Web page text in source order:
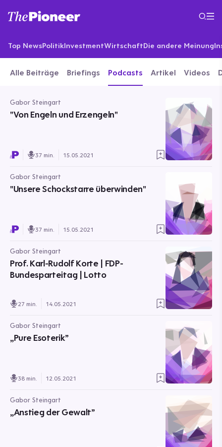
Top NewsPolitikInvestmentWirtschaftDie andere Meinung
Alle Beiträge Briefings Podcasts Artikel Videos
Gabor Steingart
"Von Engeln und Erzengeln"
37 min. 15.05.2021
Gabor Steingart
"Unsere Schockstarre überwinden"
37 min. 15.05.2021
Gabor Steingart
Prof. Karl-Rudolf Korte | FDP-
Bundesparteitag | Lotto
27 min. 14.05.2021
Gabor Steingart
„Pure Esoterik”
38 min. 12.05.2021
Gabor Steingart
„Anstieg der Gewalt”